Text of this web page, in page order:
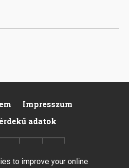
Impresszum
adatok
to improve your online